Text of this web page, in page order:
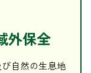
外保全
自然の生息地